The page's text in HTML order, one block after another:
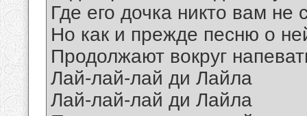
Где его дочка никто вам не
Но как и прежде песню о
Продолжают вокруг
Лай-лай-лай ди Лайла
Лай-лай-лай ди Лайла